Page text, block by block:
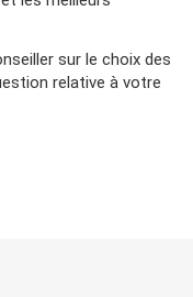
sur le choix des
relative à votre